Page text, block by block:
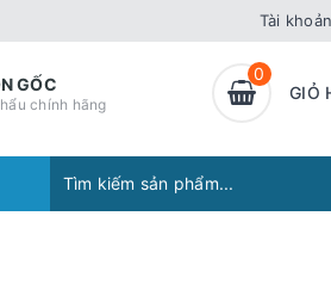
Tài khoản
GỐC
chính hãng
0
GIỎ